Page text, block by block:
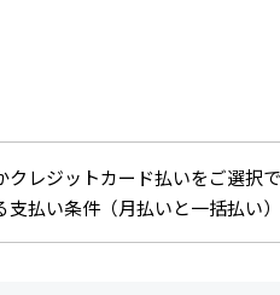
レジットカード払いをご選択で
払い条件（月払いと一括払い